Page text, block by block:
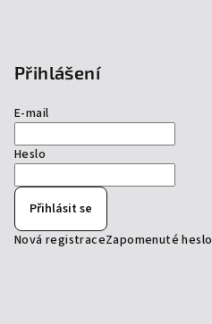
Přihlášení
E-mail
Heslo
Přihlásit se
Nová registraceZapomenuté heslo